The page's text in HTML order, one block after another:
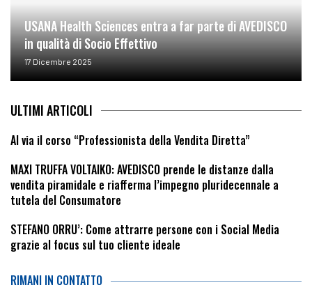
USANA Health Sciences entra a far parte di AVEDISCO
in qualità di Socio Effettivo
17 Dicembre 2025
ULTIMI ARTICOLI
Al via il corso “Professionista della Vendita Diretta”
MAXI TRUFFA VOLTAIKO: AVEDISCO prende le distanze dalla
vendita piramidale e riafferma l’impegno pluridecennale a
tutela del Consumatore
STEFANO ORRU’: Come attrarre persone con i Social Media
grazie al focus sul tuo cliente ideale
RIMANI IN CONTATTO